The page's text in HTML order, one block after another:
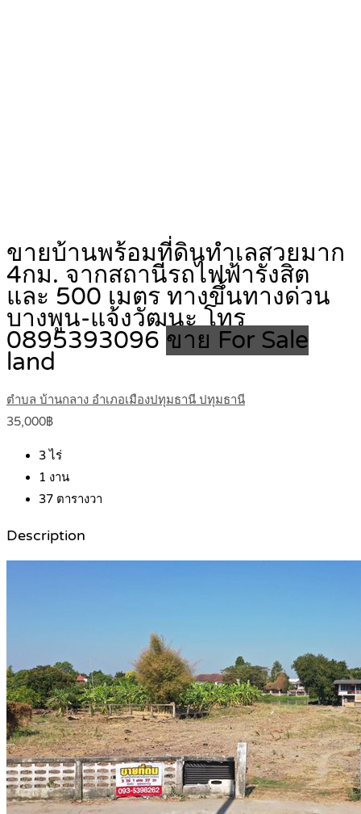
ขายบ้านพร้อมที่ดินทำเลสวยมาก
4กม. จากสถานีรถไฟฟ้ารังสิต
และ 500 เมตร ทางขึ้นทางด่วน
บางพูน-แจ้งวัฒนะ โทร
0895393096 ขาย For Sale
land
ตำบล บ้านกลาง อำเภอเมืองปทุมธานี ปทุมธานี
35,000฿
3ไร่
1 งาน
37 ตารางวา
Description